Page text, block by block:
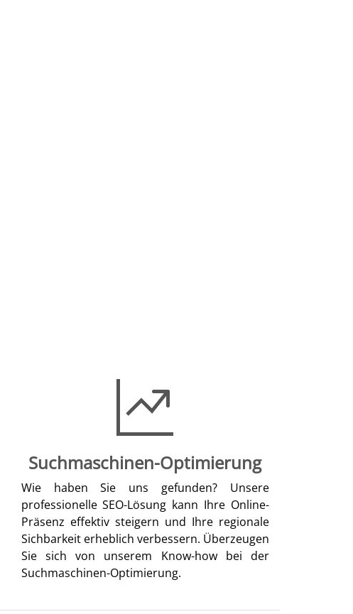
Suchmaschinen-Optimierung
Wie haben Sie uns gefunden? Unsere
professionelle SEO-Lösung kann Ihre Online-
Präsenz effektiv steigern und Ihre regionale
Sichbarkeit erheblich verbessern. Überzeugen
Sie sich von unserem Know-how bei der
Suchmaschinen-Optimierung.